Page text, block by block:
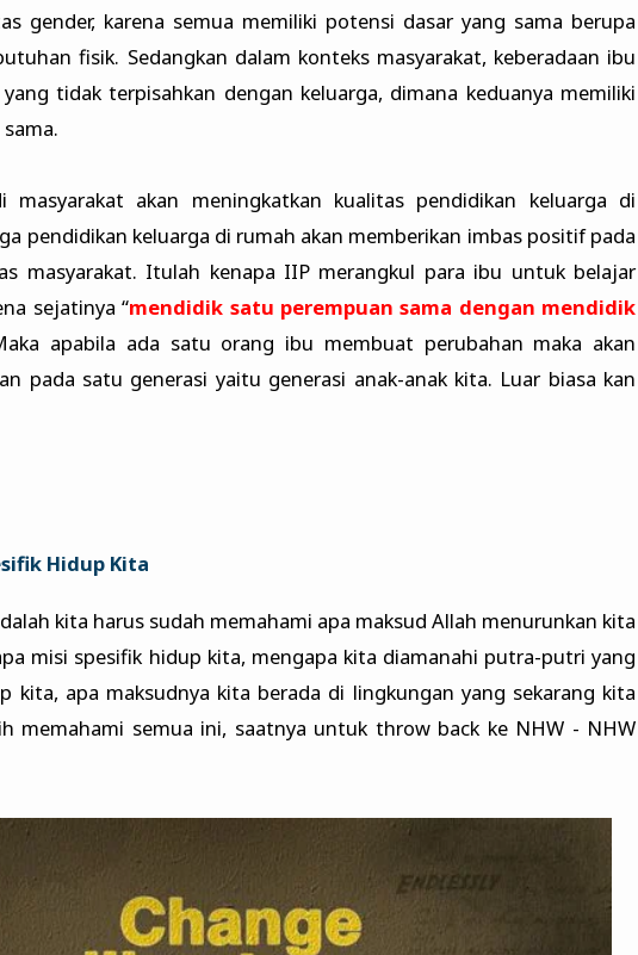
gender, karena semua memiliki potensi dasar yang sama berupa
fisik. Sedangkan dalam konteks masyarakat, keberadaan ibu
tidak terpisahkan dengan keluarga, dimana keduanya memiliki
masyarakat akan meningkatkan kualitas pendidikan keluarga di
pendidikan keluarga di rumah akan memberikan imbas positif pada
masyarakat. Itulah kenapa IIP merangkul para ibu untuk belajar
sejatinya “mendidik satu perempuan sama dengan mendidik
apabila ada satu orang ibu membuat perubahan maka akan
pada satu generasi yaitu generasi anak-anak kita. Luar biasa kan
Hidup Kita
kita harus sudah memahami apa maksud Allah menurunkan kita
misi spesifik hidup kita, mengapa kita diamanahi putra-putri yang
kita, apa maksudnya kita berada di lingkungan yang sekarang kita
memahami semua ini, saatnya untuk throw back ke NHW - NHW